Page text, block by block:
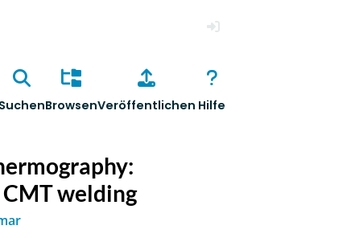
SuchenBrowsenVeröffentlichen Hilfe
welding